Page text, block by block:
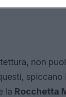
non
spiccano
la Rocchetta